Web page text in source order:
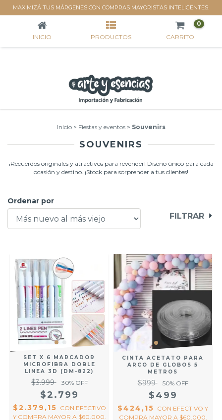
MAXIMIZÁ TUS MÁRGENES CON COMPRAS MAYORISTAS INTELIGENTES.
SOUVENIRS
INICIO PRODUCTOS CARRITO
0
Inicio > Fiestas y eventos > Souvenirs
SOUVENIRS
¡Recuerdos originales y atractivos para revender! Diseño único para cada
ocasión y destino. ¡Stock para sorprender a tus clientes!
Ordenar por
FILTRAR
SET X 6 MARCADOR
MICROFIBRA DOBLE
LINEA 3D (DM-822)
$3.999 30% OFF
$2.799
$2.379,15 CON EFECTIVO
Y COMPRA MAYOR A $60.000.
CINTA ACETATO PARA
ARCO DE GLOBOS 5
METROS
$999 50% OFF
$499
$424,15 CON EFECTIVO Y
COMPRA MAYOR A $60.000.